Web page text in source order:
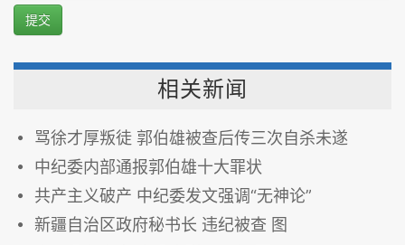
提交
相关新闻
骂徐才厚叛徒 郭伯雄被查后传三次自杀未遂
中纪委内部通报郭伯雄十大罪状
共产主义破产 中纪委发文强调“无神论”
新疆自治区政府秘书长 违纪被查 图